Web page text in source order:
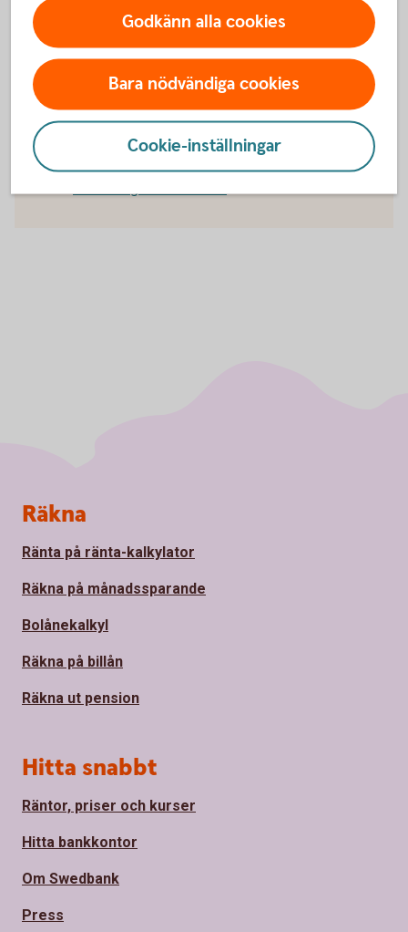
För att se detta innehåll behöver du först
och statistik.
Godkänn alla cookies
Bara nödvändiga cookies
Cookie-inställningar
Sidfot
Räkna
Ränta på ränta-kalkylator
Räkna på månadssparande
Bolånekalkyl
Räkna på billån
Räkna ut pension
Hitta snabbt
Räntor, priser och kurser
Hitta bankkontor
Om Swedbank
Press